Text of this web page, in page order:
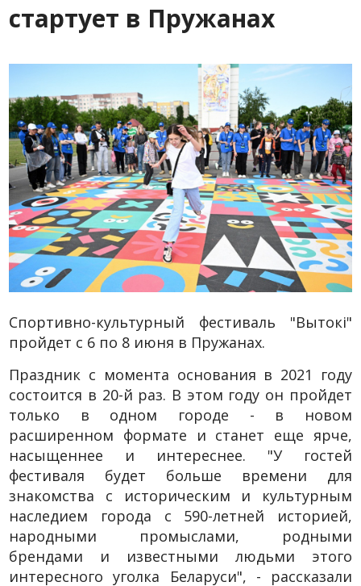
стартует в Пружанах
Спортивно-культурный фестиваль "Вытокi"
пройдет с 6 по 8 июня в Пружанах.
Праздник с момента основания в 2021 году
состоится в 20-й раз. В этом году он пройдет
только в одном городе - в новом
расширенном формате и станет еще ярче,
насыщеннее и интереснее. "У гостей
фестиваля будет больше времени для
знакомства с историческим и культурным
наследием города с 590-летней историей,
народными промыслами, родными
брендами и известными людьми этого
интересного уголка Беларуси", - рассказали